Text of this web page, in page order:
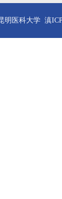
明医科大学 滇